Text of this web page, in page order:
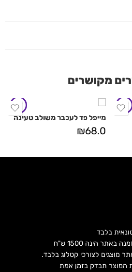
מקושרים
מייפל פד לעכבר משולב טעינה
₪68.0
בלבד
באתר הינה 1500 ש"ח
מוצגים לצורכי קטלוג בלבד.
המוצר תבדק בזמן אמת